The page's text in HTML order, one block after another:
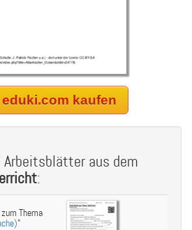
kaufen
aus dem
:
Thema
"